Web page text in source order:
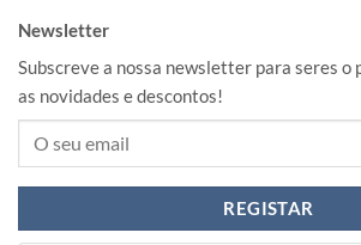
Newsletter
Subscreve a nossa newsletter para seres o
as novidades e descontos!